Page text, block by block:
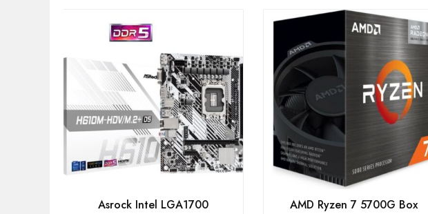
Asrock Intel LGA1700
AMD Ryzen 7 5700G Box